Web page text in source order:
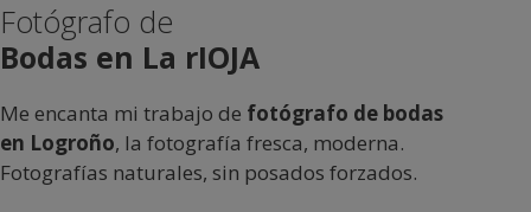
Fotógrafo de
Bodas en La rIOJA
Me encanta mi trabajo de fotógrafo de bodas
en Logroño, la fotografía fresca, moderna.
Fotografías naturales, sin posados forzados.